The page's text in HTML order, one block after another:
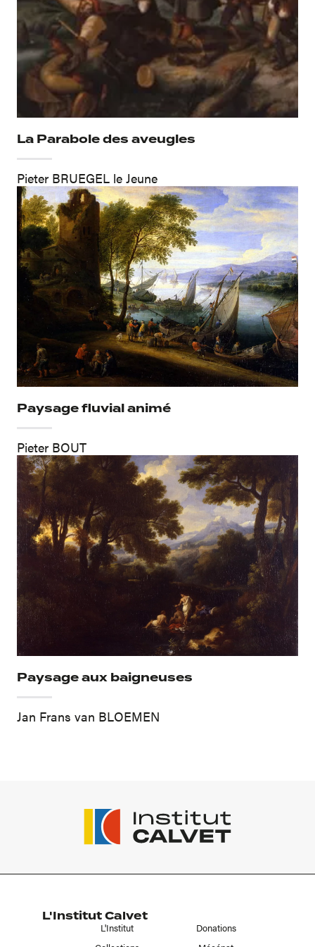
La Parabole des aveugles
Pieter BRUEGEL le Jeune
Paysage fluvial animé
Pieter BOUT
Paysage aux baigneuses
Jan Frans van BLOEMEN
L'Institut Calvet
L'Institut
Donations